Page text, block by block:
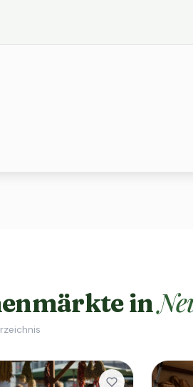
in